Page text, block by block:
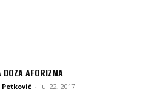
DOZA AFORIZMA
- jul 22, 2017